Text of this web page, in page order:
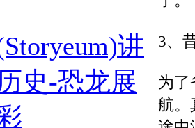
讲
史-恐龙展
3、
为了
航。